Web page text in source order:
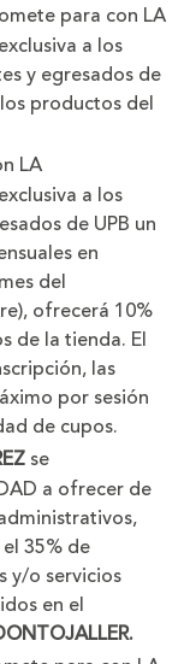
para con LA
a los
y egresados de
productos del
LA
a los
de UPB un
en
del
ofrecerá 10%
de la tienda. El
las
por sesión
de cupos.
se
a ofrecer de
35% de
y/o servicios
en el